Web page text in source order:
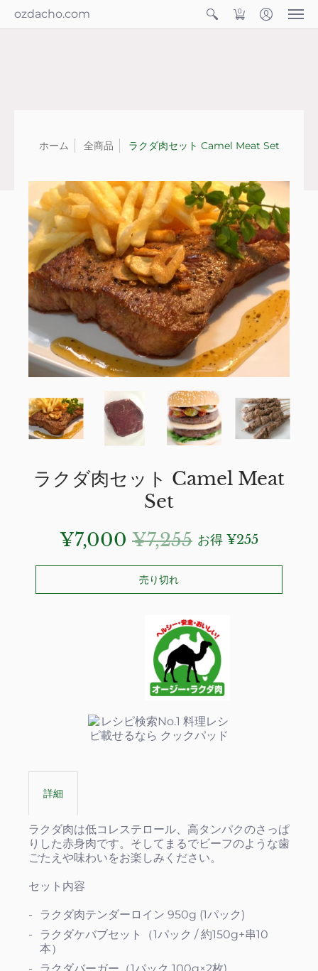
ozdacho.com 0
ホーム 全商品 ラクダ肉セット Camel Meat Set
ラクダ肉セット Camel Meat
Set
¥7,000 ¥7,255 お得 ¥255
詳細
ラクダ肉は低コレステロール、高タンパクのさっぱ
りした赤身肉です。そしてまるでビーフのような歯
ごたえや味わいをお楽しみください。
セット内容
ラクダ肉テンダーロイン 950g (1パック)
ラクダケバブセット（1パック / 約150g+串10
本）